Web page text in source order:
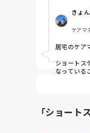
個別に、ご
無理だね！！
百も承知です
でも、中には
アセスメン
ら、どんな
に想いを馳
いや…うーん
きょ
ケアマ
居宅のケア
ショートス
なっている
私が関わ
うので、ニ
いです。
「ショート